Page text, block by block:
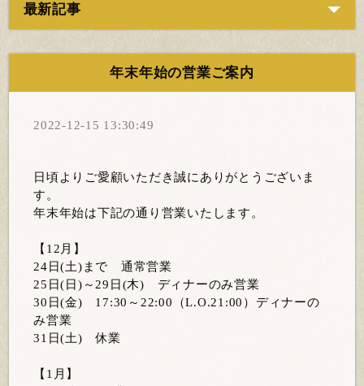
最新記事
年末年始の営業ご案内
2022-12-15 13:30:49
日頃よりご愛顧いただき誠にありがとうございま
す。
年末年始は下記の通り営業いたします。
【12月】
24日(土)まで 通常営業
25日(日)～29日(木) ディナーのみ営業
30日(金) 17:30～22:00（L.O.21:00）ディナーの
み営業
31日(土) 休業
【1月】